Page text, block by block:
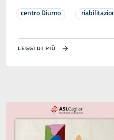
centro Diurno
LEGGI DI PIÙ